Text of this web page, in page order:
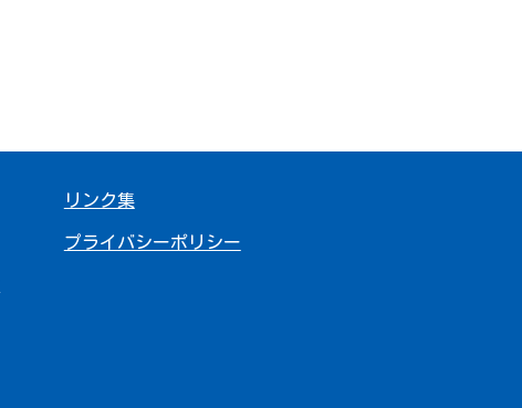
リンク集
プライバシーポリシー